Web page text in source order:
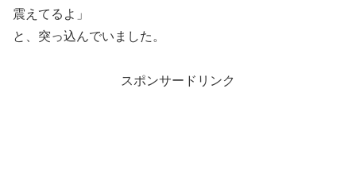
震えてるよ」
と、突っ込んでいました。
スポンサードリンク